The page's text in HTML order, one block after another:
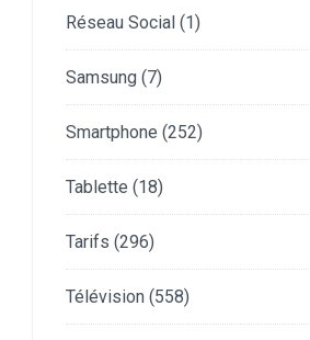
Réseau Social (1)
Samsung (7)
Smartphone (252)
Tablette (18)
Tarifs (296)
Télévision (558)